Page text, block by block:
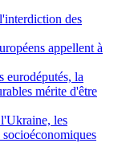
des
appellent à
eurodéputés, la
mérite d'être
les
socioéconomiques